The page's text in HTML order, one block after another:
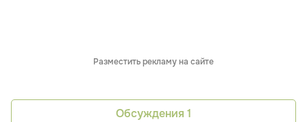
Разместить рекламу на сайте
Обсуждения 1